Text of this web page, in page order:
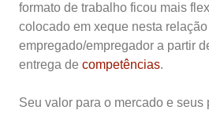
formato de trabalho ficou mais
colocado em xeque nesta relação
empregado/empregador a partir
entrega de competências.
Seu valor para o mercado e